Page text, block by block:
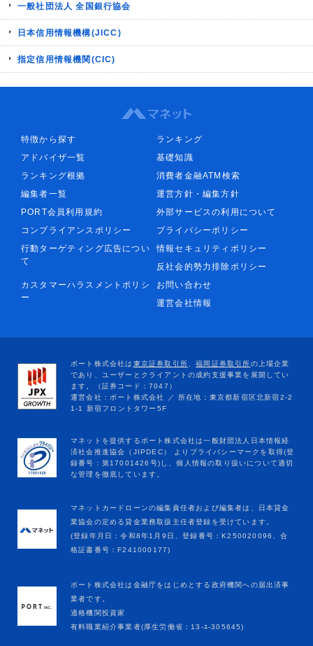
一般社団法人 全国銀行協会
日本信用情報機構(JICC)
指定信用情報機関(CIC)
特徴から探す
ランキング
アドバイザ一覧
基礎知識
ランキング根拠
消費者金融ATM検索
編集者一覧
運営方針・編集方針
PORT会員利用規約
外部サービスの利用について
コンプライアンスポリシー
プライバシーポリシー
行動ターゲティング広告につい
て
情報セキュリティポリシー
反社会的勢力排除ポリシー
カスタマーハラスメントポリシ
ー
お問い合わせ
運営会社情報
マネットカードローンの編集責任者および編集者は、日本貸金
業協会の定める貸金業務取扱主任者登録を受けています。
(登録年月日：令和8年1月9日、登録番号：K250020096、合
格証書番号：F241000177)
ポート株式会社は金融庁をはじめとする政府機関への届出済事
業者です。
適格機関投資家
有料職業紹介事業者(厚生労働省：13-ﾕ-305645)